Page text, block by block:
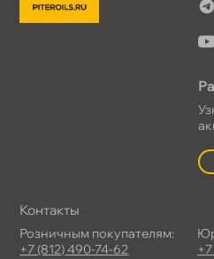
Контакты
Розничным покупателям:
+7 (812) 490-74-62